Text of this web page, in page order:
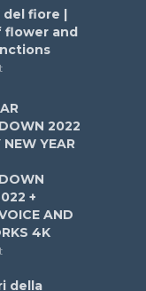
fiore |
flower and
2022
NEW YEAR
+
AND
4K
della